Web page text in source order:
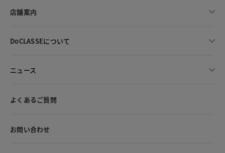
店舗案内
DoCLASSEについて
ニュース
よくあるご質問
お問い合わせ